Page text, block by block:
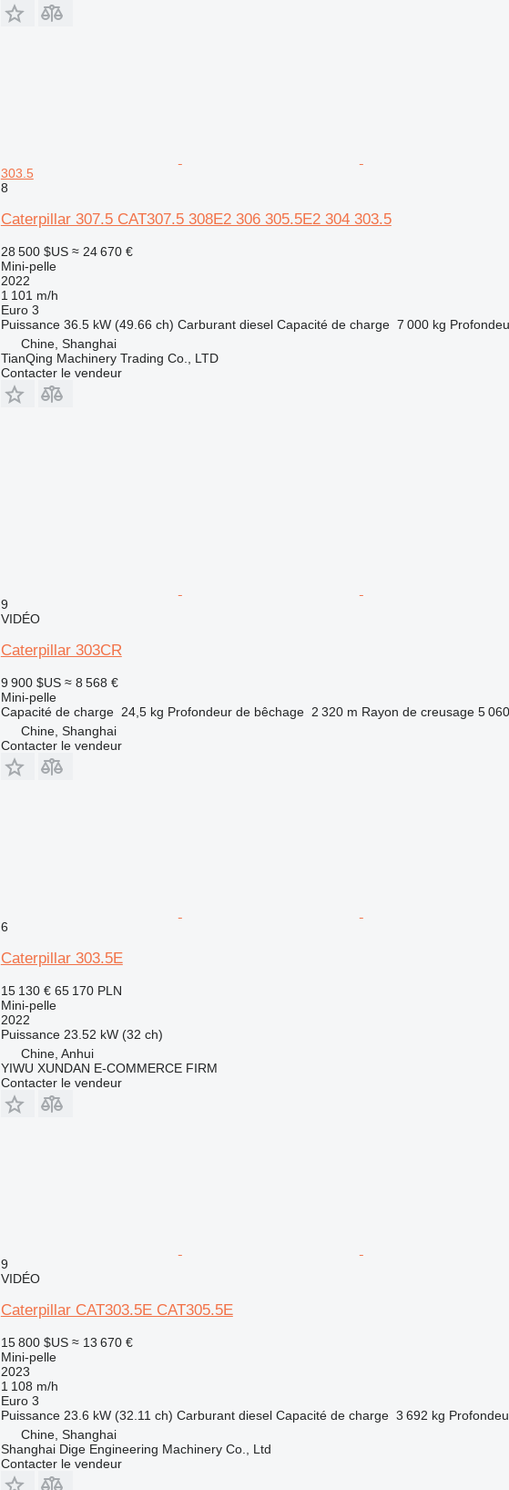
303.5
8
Caterpillar 307.5 CAT307.5 308E2 306 305.5E2 304 303.5
28 500 $US ≈ 24 670 €
Mini-pelle
2022
1 101 m/h
Euro 3
Puissance 36.5 kW (49.66 ch) Carburant diesel Capacité de charge 7 000 kg
Chine, Shanghai
TianQing Machinery Trading Co., LTD
Contacter le vendeur
9
VIDÉO
Caterpillar 303CR
9 900 $US ≈ 8 568 €
Mini-pelle
Capacité de charge 24,5 kg Profondeur de bêchage 2 320 m Rayon de creusage 5
Chine, Shanghai
Contacter le vendeur
6
Caterpillar 303.5E
15 130 € 65 170 PLN
Mini-pelle
2022
Puissance 23.52 kW (32 ch)
Chine, Anhui
YIWU XUNDAN E-COMMERCE FIRM
Contacter le vendeur
9
VIDÉO
Caterpillar CAT303.5E CAT305.5E
15 800 $US ≈ 13 670 €
Mini-pelle
2023
1 108 m/h
Euro 3
Puissance 23.6 kW (32.11 ch) Carburant diesel Capacité de charge 3 692 kg
Chine, Shanghai
Shanghai Dige Engineering Machinery Co., Ltd
Contacter le vendeur